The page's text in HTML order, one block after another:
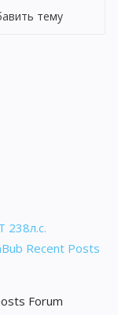
тему
238л.с.
Recent Posts
Forum